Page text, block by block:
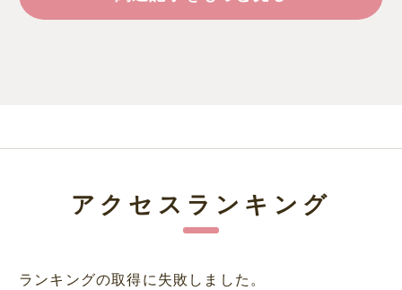
アクセスランキング
ランキングの取得に失敗しました。